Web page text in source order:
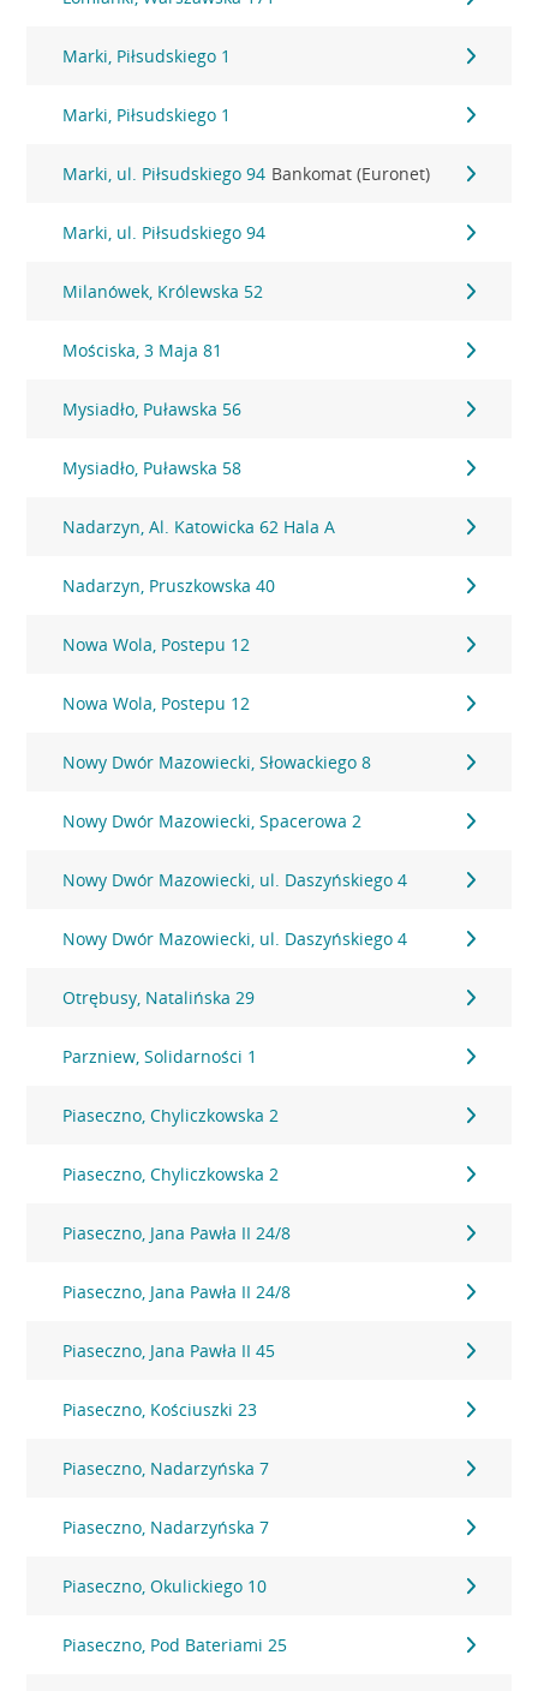
Marki, Piłsudskiego 1
Marki, Piłsudskiego 1
Marki, ul. Piłsudskiego 94 Bankomat (Euronet)
Marki, ul. Piłsudskiego 94
Milanówek, Królewska 52
Mościska, 3 Maja 81
Mysiadło, Puławska 56
Mysiadło, Puławska 58
Nadarzyn, Al. Katowicka 62 Hala A
Nadarzyn, Pruszkowska 40
Nowa Wola, Postepu 12
Nowa Wola, Postepu 12
Nowy Dwór Mazowiecki, Słowackiego 8
Nowy Dwór Mazowiecki, Spacerowa 2
Nowy Dwór Mazowiecki, ul. Daszyńskiego 4
Nowy Dwór Mazowiecki, ul. Daszyńskiego 4
Otrębusy, Natalińska 29
Parzniew, Solidarności 1
Piaseczno, Chyliczkowska 2
Piaseczno, Chyliczkowska 2
Piaseczno, Jana Pawła II 24/8
Piaseczno, Jana Pawła II 24/8
Piaseczno, Jana Pawła II 45
Piaseczno, Kościuszki 23
Piaseczno, Nadarzyńska 7
Piaseczno, Nadarzyńska 7
Piaseczno, Okulickiego 10
Piaseczno, Pod Bateriami 25